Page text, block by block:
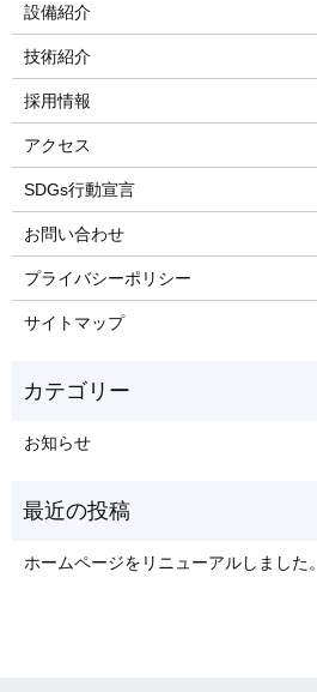
設備紹介
技術紹介
採用情報
アクセス
SDGs行動宣言
お問い合わせ
プライバシーポリシー
サイトマップ
お知らせ
ホームページをリニューアルしました。